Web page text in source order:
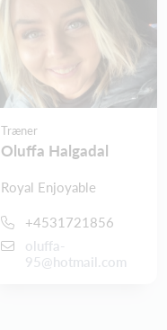
Træner
Oluffa Halgadal
Royal Enjoyable
+4531721856
oluffa-
95@hotmail.com